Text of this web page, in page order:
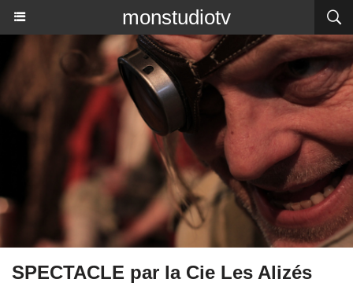
monstudiotv
SPECTACLE par la Cie Les Alizés